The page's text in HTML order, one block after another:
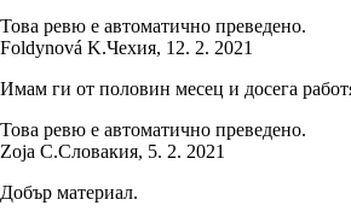
Това ревю е автоматично преведено.
Foldynová K.Чехия, 12. 2. 2021
Имам ги от половин месец и досега
Това ревю е автоматично преведено.
Zoja C.Словакия, 5. 2. 2021
Добър материал.